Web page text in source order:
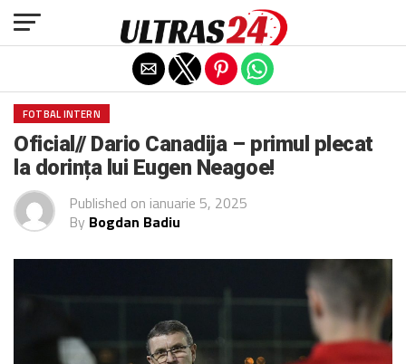
FOTBAL INTERN
Oficial// Dario Canadija – primul plecat
la dorința lui Eugen Neagoe!
Published on ianuarie 5, 2025
By Bogdan Badiu
Exit mobile version